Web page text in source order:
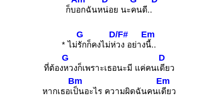
ก็บอกฉันหน่อย นะคนดี..
* ไม่
G
รักก็คงไม่ห่
D/F#
วง อย่าง
Em
นี้..
ที่ต้อง
G
หวงก็เพราะเธอนะมี แค่คนเ
D
ดียว
หากเธอเ
Bm
ป็นอะไร ความผิดฉันคนเ
Em
ดียว